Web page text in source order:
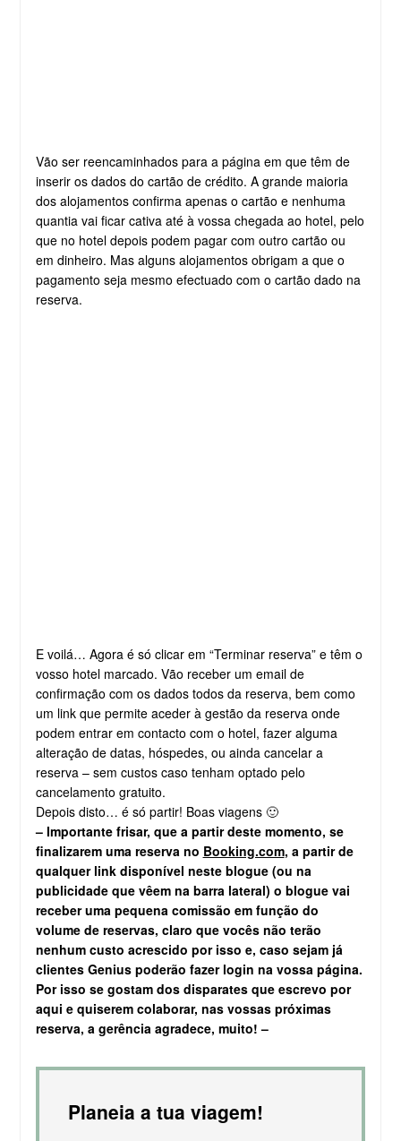
Vão ser reencaminhados para a página em que têm de
inserir os dados do cartão de crédito. A grande maioria
dos alojamentos confirma apenas o cartão e nenhuma
quantia vai ficar cativa até à vossa chegada ao hotel, pelo
que no hotel depois podem pagar com outro cartão ou
em dinheiro. Mas alguns alojamentos obrigam a que o
pagamento seja mesmo efectuado com o cartão dado na
reserva.
E voilá… Agora é só clicar em “Terminar reserva” e têm o
vosso hotel marcado. Vão receber um email de
confirmação com os dados todos da reserva, bem como
um link que permite aceder à gestão da reserva onde
podem entrar em contacto com o hotel, fazer alguma
alteração de datas, hóspedes, ou ainda cancelar a
reserva – sem custos caso tenham optado pelo
cancelamento gratuito.
Depois disto… é só partir! Boas viagens 🙂
– Importante frisar, que a partir deste momento, se
finalizarem uma reserva no Booking.com, a partir de
qualquer link disponível neste blogue (ou na
publicidade que vêem na barra lateral) o blogue vai
receber uma pequena comissão em função do
volume de reservas, claro que vocês não terão
nenhum custo acrescido por isso e, caso sejam já
clientes Genius poderão fazer login na vossa página.
Por isso se gostam dos disparates que escrevo por
aqui e quiserem colaborar, nas vossas próximas
reserva, a gerência agradece, muito! –
Planeia a tua viagem!